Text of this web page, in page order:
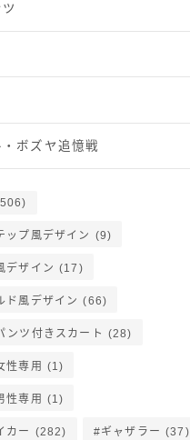
ボズヤ追憶戦
ップ風デザイン (9)
デザイン (17)
ド風デザイン (66)
ンツ付きスカート (28)
性専用 (1)
性専用 (1)
カー (282) ギャザラー (37)